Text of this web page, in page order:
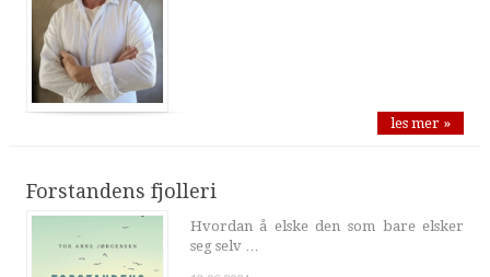
les mer »
Forstandens fjolleri
Hvordan å elske den som bare elsker
seg selv …